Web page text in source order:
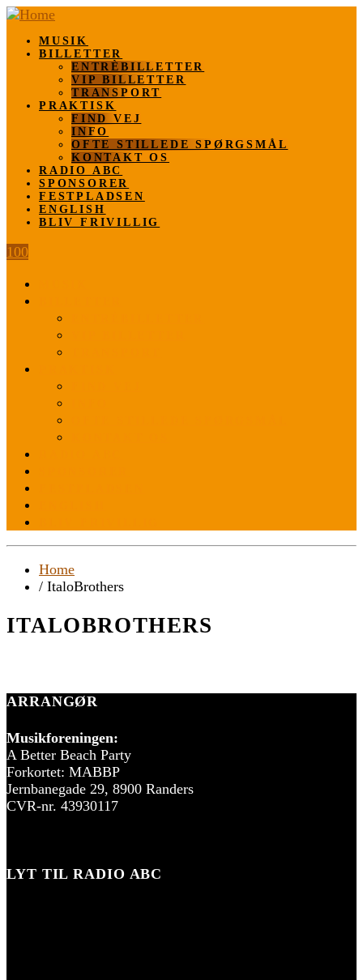
MUSIK
BILLETTER
ENTRÈBILLETTER
VIP BILLETTER
TRANSPORT
PRAKTISK
FIND VEJ
INFO
OFTE STILLEDE SPØRGSMÅL
KONTAKT OS
RADIO ABC
SPONSORER
FESTPLADSEN
ENGLISH
BLIV FRIVILLIG
100
Home
/ ItaloBrothers
ITALOBROTHERS
ARRANGØR
Musikforeningen:
A Better Beach Party
Forkortet: MABBP
Jernbanegade 29, 8900 Randers
CVR-nr. 43930117
LYT TIL RADIO ABC